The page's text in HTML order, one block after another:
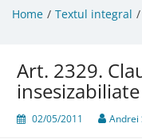
Home Textul integral
Art. 2329.
insesizabiliate
02/05/2011 Andrei